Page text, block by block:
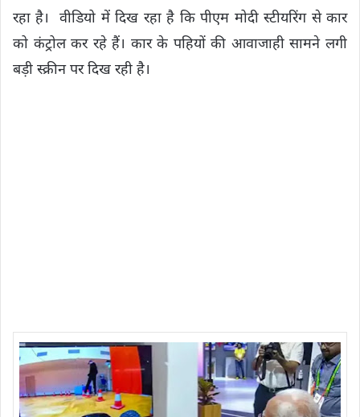
रहा है। वीडियो में दिख रहा है कि पीएम मोदी स्टीयरिंग से कार
को कंट्रोल कर रहे हैं। कार के पहियों की आवाजाही सामने लगी
बड़ी स्क्रीन पर दिख रही है।